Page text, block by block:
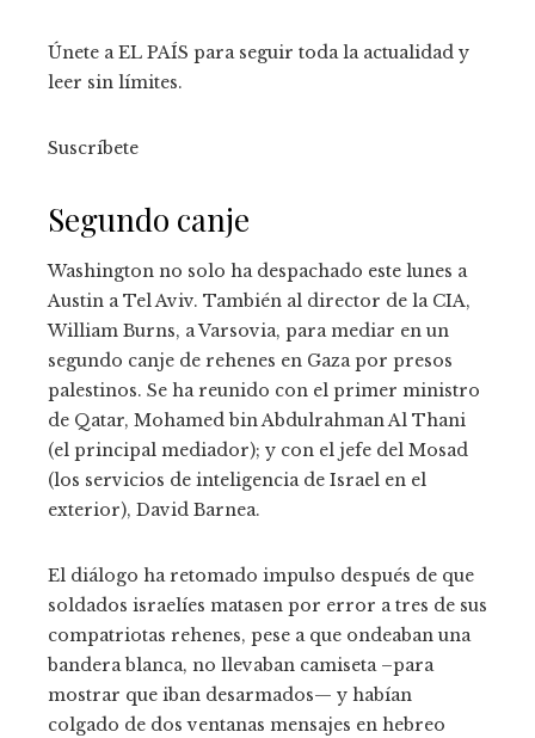
Únete a EL PAÍS para seguir toda la actualidad y
leer sin límites.
Suscríbete
Segundo canje
Washington no solo ha despachado este lunes a
Austin a Tel Aviv. También al director de la CIA,
William Burns, a Varsovia, para mediar en un
segundo canje de rehenes en Gaza por presos
palestinos. Se ha reunido con el primer ministro
de Qatar, Mohamed bin Abdulrahman Al Thani
(el principal mediador); y con el jefe del Mosad
(los servicios de inteligencia de Israel en el
exterior), David Barnea.
El diálogo ha retomado impulso después de que
soldados israelíes matasen por error a tres de sus
compatriotas rehenes, pese a que ondeaban una
bandera blanca, no llevaban camiseta –para
mostrar que iban desarmados— y habían
colgado de dos ventanas mensajes en hebreo